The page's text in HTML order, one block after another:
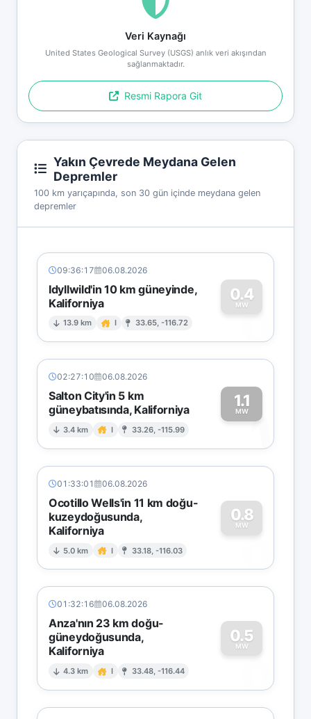
Veri Kaynağı
United States Geological Survey (USGS) anlık veri akışından
sağlanmaktadır.
Resmi Rapora Git
Yakın Çevrede Meydana Gelen
Depremler
100 km yarıçapında, son 30 gün içinde meydana gelen
depremler
09:36:17 06.08.2026
Idyllwild'in 10 km güneyinde,
Kaliforniya
13.9 km I 33.65, -116.72
0.4
MW
0
02:27:10 06.08.2026
Salton City'in 5 km
güneybatısında, Kaliforniya
3.4 km I 33.26, -115.99
1.1
MW1
01:33:01 06.08.2026
Ocotillo Wells'in 11 km doğu-
kuzeydoğusunda,
Kaliforniya
5.0 km I 33.18, -116.03
0.8
MW
0
01:32:16 06.08.2026
Anza'nın 23 km doğu-
güneydoğusunda,
Kaliforniya
4.3 km I 33.48, -116.44
0.5
MW
0